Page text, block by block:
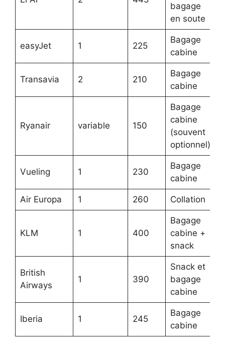
bagage
en soute
easyJet 1 225
Bagage
cabine
Transavia 2 210
Bagage
cabine
Ryanair variable 150
Bagage
cabine
(souvent
optionnel)
Vueling 1 230
Bagage
cabine
Air Europa 1 260 Collation
KLM 1 400
Bagage
cabine +
snack
British
Airways
1 390
Snack et
bagage
cabine
Iberia 1 245
Bagage
cabine